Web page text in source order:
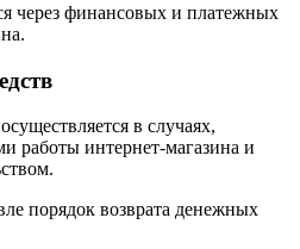
через финансовых и платежных
в случаях,
работы интернет-магазина и
порядок возврата денежных